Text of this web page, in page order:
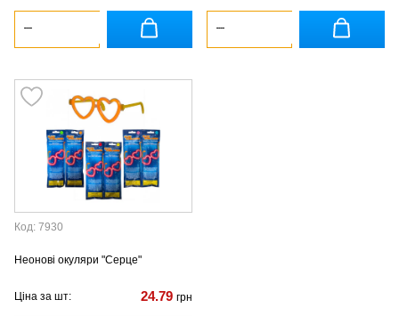
Код: 7930
Неонові окуляри "Серце"
Ціна за шт: 24.79 грн